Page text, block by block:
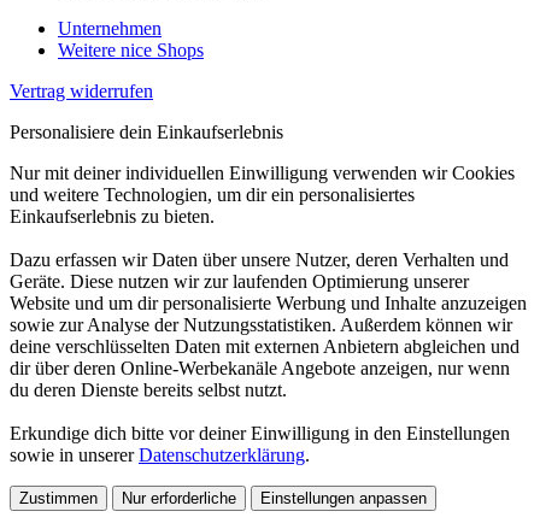
Unternehmen
Weitere nice Shops
Vertrag widerrufen
Personalisiere dein Einkaufserlebnis
Nur mit deiner individuellen Einwilligung verwenden wir Cookies
und weitere Technologien, um dir ein personalisiertes
Einkaufserlebnis zu bieten.
Dazu erfassen wir Daten über unsere Nutzer, deren Verhalten und
Geräte. Diese nutzen wir zur laufenden Optimierung unserer
Website und um dir personalisierte Werbung und Inhalte anzuzeigen
sowie zur Analyse der Nutzungsstatistiken. Außerdem können wir
deine verschlüsselten Daten mit externen Anbietern abgleichen und
dir über deren Online-Werbekanäle Angebote anzeigen, nur wenn
du deren Dienste bereits selbst nutzt.
Erkundige dich bitte vor deiner Einwilligung in den Einstellungen
sowie in unsererDatenschutzerklärung.
Zustimmen Nur erforderliche Einstellungen anpassen